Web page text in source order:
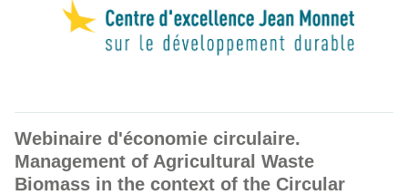
Webinaire d'économie circulaire.
Management of Agricultural Waste
Biomass in the context of the Circular